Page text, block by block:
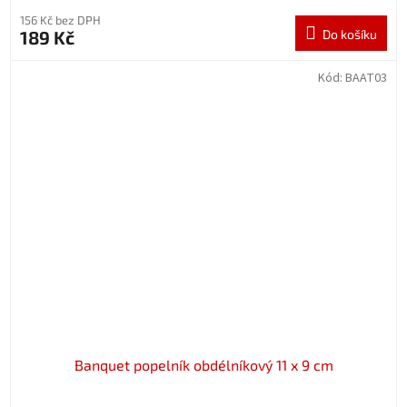
156 Kč bez DPH
189 Kč Do košíku
Banquet popelník obdélníkový 11 x 9 cm
Kód: BAAT03